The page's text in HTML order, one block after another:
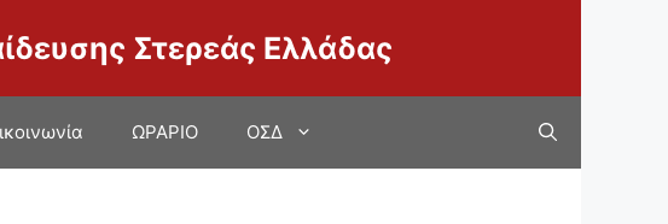
Στερεάς Ελλάδας
ΩΡΑΡΙΟ ΟΣΔ